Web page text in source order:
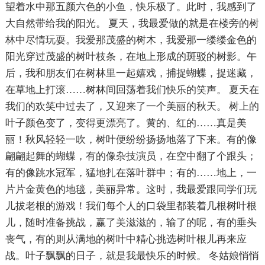
望着水中那五颜六色的小鱼，快乐极了。此时，我感到了
大自然带给我的阳光。 夏天，我最爱做的就是在楼旁的树
林中尽情玩耍。我爱那茂盛的树木，我爱那一缕缕金色的
阳光穿过茂盛的树叶枝条，在地上形成的斑驳的树影。午
后，我和朋友们在树林里一起嬉戏，捕捉蝴蝶，捉迷藏，
在草地上打滚……树林间回荡着我们快乐的笑声。 夏天在
我们的欢笑中过去了，又迎来了一个美丽的秋天。 树上的
叶子颜色变了，变得更漂亮了。黄的、红的……真是美
丽！秋风轻轻一吹，树叶便纷纷扬扬地落了下来。有的像
翩翩起舞的蝴蝶，有的像杂技演员，在空中翻了个跟头；
有的像跳水冠军，猛地扎在落叶群中；有的……地上，一
片片金黄色的地毯，美丽异常。这时，我最爱跟同学们玩
儿拔老根的游戏！我们每个人的口袋里都装着几根树叶根
儿，随时准备挑战，赢了美滋滋的，输了的呢，有的垂头
丧气，有的则从满地的树叶中精心挑选树叶根儿再来应
战。叶子飘飘的日子，就是我最快乐的时候。 冬姑娘悄悄